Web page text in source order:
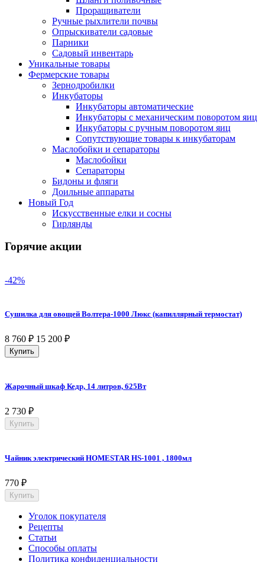
Проращиватели
Ручные рыхлители почвы
Опрыскиватели садовые
Парники
Садовый инвентарь
Уникальные товары
Фермерские товары
Зернодробилки
Инкубаторы
Инкубаторы автоматические
Инкубаторы с механическим поворотом яиц
Инкубаторы с ручным поворотом яиц
Сопутствующие товары к инкубаторам
Маслобойки и сепараторы
Маслобойки
Сепараторы
Бидоны и фляги
Доильные аппараты
Новый Год
Искусственные елки и сосны
Гирлянды
Горячие акции
-42%
Сушилка для овощей Волтера-1000 Люкс (капиллярный термостат)
8 760 ₽ 15 200 ₽
Купить
Жарочный шкаф Кедр, 14 литров, 625Вт
2 730 ₽
Купить
Чайник электрический HOMESTAR HS-1001 , 1800мл
770 ₽
Купить
Уголок покупателя
Рецепты
Статьи
Способы оплаты
Политика конфиденциальности